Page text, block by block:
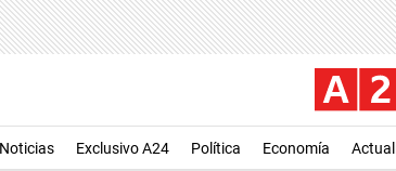
Exclusivo A24 Política Economía